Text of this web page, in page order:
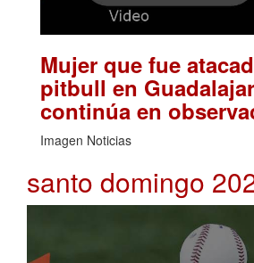
Mujer que fue
pitbull en
continúa en
Imagen Noticias
santo domingo